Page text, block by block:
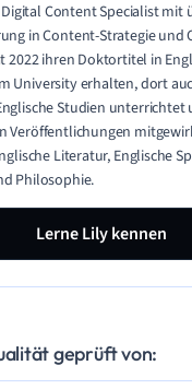
Content Specialist mit
in Content-Strategie und
2022 ihren Doktortitel in
University erhalten, dort
Studien unterrichtet
Veröffentlichungen
Literatur, Englische
Philosophie.
Lerne Lily kennen
geprüft von: